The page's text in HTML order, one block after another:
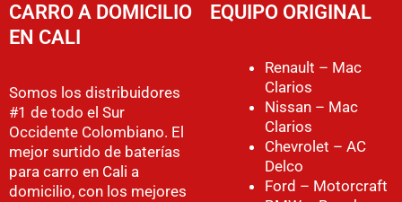
CARRO A DOMICILIO
EN CALI
Somos los distribuidores
#1 de todo el Sur
Occidente Colombiano. El
mejor surtido de baterías
para carro en Cali a
domicilio, con los mejores
EQUIPO ORIGINAL
Renault – Mac
Clarios
Nissan – Mac
Clarios
Chevrolet – AC
Delco
Ford – Motorcraft